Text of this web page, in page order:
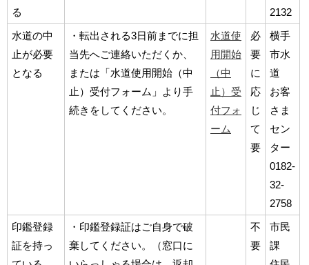
る
2132
水道の中
止が必要
となる
・転出される3日前までに担
当先へご連絡いただくか、
または「水道使用開始（中
止）受付フォーム」より手
続きをしてください。
水道使
用開始
（中
止）受
付フォ
ーム
必
要
に
応
じ
て
要
横手
市水
道
お客
さま
セン
ター
0182-
32-
2758
印鑑登録
証を持っ
・印鑑登録証はご自身で破
棄してください。（窓口に
不
要
市民
課